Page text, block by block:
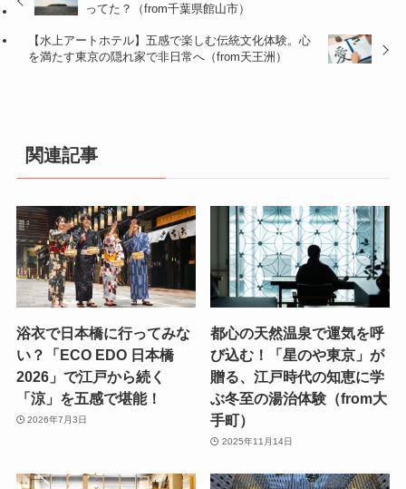
ってた？（from千葉県館山市）
【水上アートホテル】五感で楽しむ伝統文化体験。心
を満たす東京の隠れ家で非日常へ（from天王洲）
関連記事
浴衣で日本橋に行ってみな
い？「ECO EDO 日本橋
2026」で江戸から続く
「涼」を五感で堪能！
2026年7月3日
都心の天然温泉で運気を呼
び込む！「星のや東京」が
贈る、江戸時代の知恵に学
ぶ冬至の湯治体験（from大
手町）
2025年11月14日